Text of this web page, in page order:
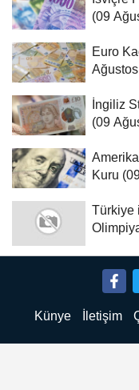
(09
Euro
İngiliz
(09
Kuru
Türkiye
Künye İletişim